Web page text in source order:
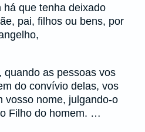
que tenha deixado
pai, filhos ou bens, por
quando as pessoas vos
do convívio delas, vos
vosso nome, julgando-o
Filho do homem. …